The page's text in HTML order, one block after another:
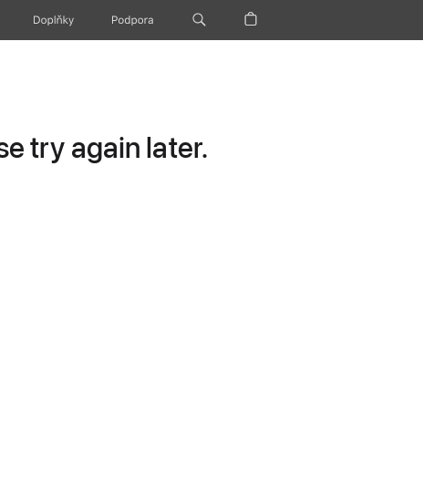
Doplňky Podpora
try again later.